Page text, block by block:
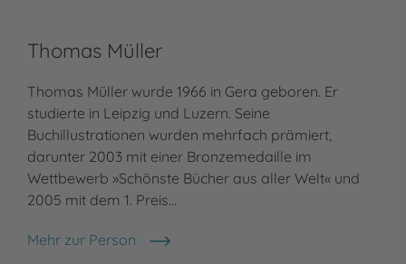
Thomas Müller
Thomas Müller wurde 1966 in Gera geboren. Er
studierte in Leipzig und Luzern. Seine
Buchillustrationen wurden mehrfach prämiert,
darunter 2003 mit einer Bronzemedaille im
Wettbewerb »Schönste Bücher aus aller Welt« und
2005 mit dem 1. Preis…
Mehr zur Person
Thomas Müller